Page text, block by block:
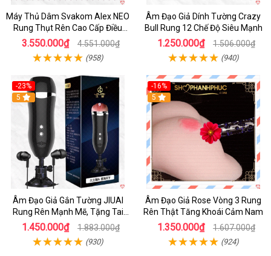
Máy Thủ Dâm Svakom Alex NEO
Rung Thụt Rên Cao Cấp Điều
Khiển App
3.550.000₫ 4.551.000₫
(958)
Âm Đạo Giả Dính Tường Crazy
Bull Rung 12 Chế Độ Siêu Mạnh
1.250.000₫ 1.506.000₫
(940)
-23%
5
Âm Đạo Giả Gắn Tường JIUAI
Rung Rên Mạnh Mẽ, Tặng Tai
Nghe
1.450.000₫ 1.883.000₫
(930)
-16%
5
Âm Đạo Giả Rose Vòng 3 Rung
Rên Thật Tăng Khoái Cảm Nam
1.350.000₫ 1.607.000₫
(924)